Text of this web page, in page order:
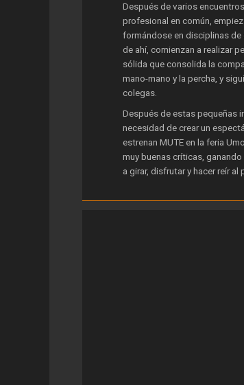
Después de varios
profesional en común,
formándose en disciplinas
de ahí, comienzan a realizar
sólida que consolida la
mano-mano y la percha, y
colegas.
Después de estas pequeñas
necesidad de crear un
estrenan MUTE en la feria
muy buenas críticas,
a girar, disfrutar y hacer reír